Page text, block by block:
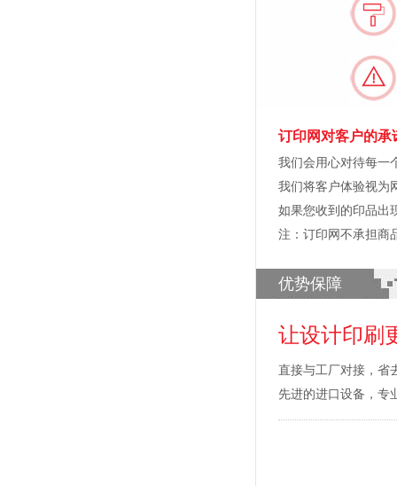
订印网对客户的承
我们会用心对待每一
我们将客户体验视为
如果您收到的印品出
注：订印网不承担商
优势保障
让设计印刷
直接与工厂对接，省
先进的进口设备，专